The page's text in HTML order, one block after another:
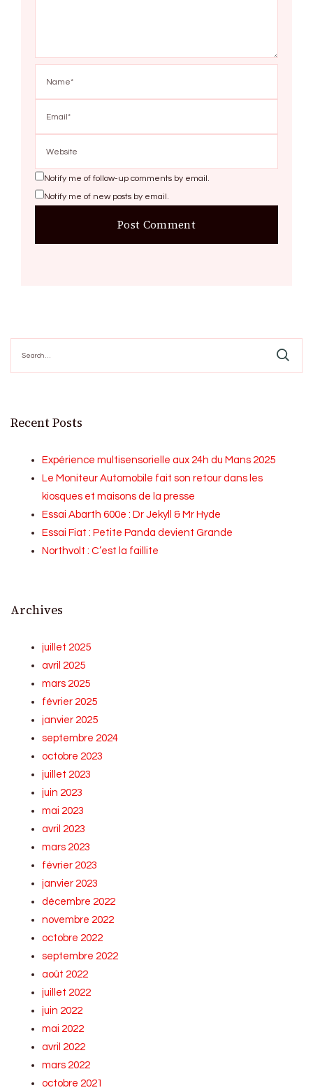
Notify me of follow-up comments by email.
Notify me of new posts by email.
for:
Recent Posts
Expérience multisensorielle aux 24h du Mans 2025
Le Moniteur Automobile fait son retour dans les
kiosques et maisons de la presse
Essai Abarth 600e : Dr Jekyll & Mr Hyde
Essai Fiat : Petite Panda devient Grande
Northvolt : C’est la faillite
Archives
juillet 2025
avril 2025
mars 2025
février 2025
janvier 2025
septembre 2024
octobre 2023
juillet 2023
juin 2023
mai 2023
avril 2023
mars 2023
février 2023
janvier 2023
décembre 2022
novembre 2022
octobre 2022
septembre 2022
août 2022
juillet 2022
juin 2022
mai 2022
avril 2022
mars 2022
octobre 2021